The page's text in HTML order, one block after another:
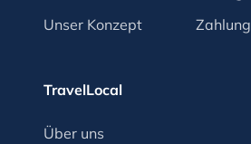
Unser Konzept
Zahlung
TravelLocal
Über uns